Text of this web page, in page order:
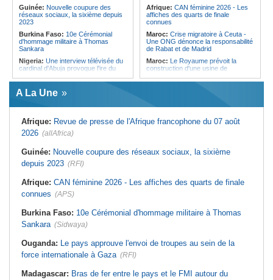
Guinée: Nouvelle coupure des
réseaux sociaux, la sixième depuis
2023
Burkina Faso: 10e Cérémonial
d'hommage militaire à Thomas
Sankara
Nigeria: Une interview télévisée du
cardinal d'Abuja provoque l'ire du
Afrique de l'Ouest:
22 milliards de FCFA en obligations
l'UEMOA
Cote d'Ivoire:Le retour du tambour
parleur «Djidji Ayôkwé» prend une
dimension politique
Guinée:
Le président dissipe les
doutes concernant son état de
santé dans un message publié sur X
l'assurance pour tous - Le pacte de
- Les retards du calendrier
alimentent les soupçons d'un report
Afrique: CAN féminine 2026 - Les
affiches des quarts de finale
connues
Maroc: Crise migratoire à Ceuta -
Une ONG dénonce la responsabilité
de Rabat et de Madrid
Maroc: Le Royaume prévoit la
construction d'une usine de
déchets à Casablanca
agents de sécurité, selon des
associations
Maroc:Au-délà du communiqué -
de Sebta
Tunisie: Basket - Eliminatoires
A La Une
Afrique: Revue de presse de l'Afrique francophone du 07 août
2026 (allAfrica)
Guinée: Nouvelle coupure des réseaux sociaux, la sixième
depuis 2023 (RFI)
Afrique: CAN féminine 2026 - Les affiches des quarts de finale
connues (APS)
Burkina Faso: 10e Cérémonial d'hommage militaire à Thomas
Sankara (Sidwaya)
Ouganda: Le pays approuve l'envoi de troupes au sein de la
force internationale à Gaza (RFI)
Madagascar: Bras de fer entre le pays et le FMI autour du